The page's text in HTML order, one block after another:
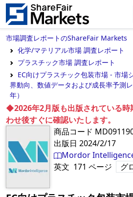
市場調査レポートのShareFair Markets
化学/マテリアル市場 調査レポート
プラスチック市場 調査レポート
EC向けプラスチック包装市場 - 市場
界動向、数値データおよび成長率予測
年）
◆2026年2月版も出版されている時
わせ後すぐに確認いたします。
商品コード
出版日 2024/2/17
Mordor
英文 171 ページ グ